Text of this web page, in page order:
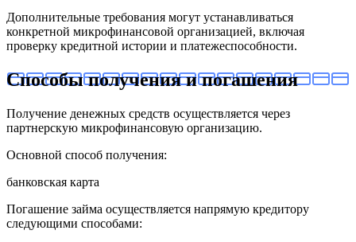
Дополнительные требования могут устанавливаться
конкретной микрофинансовой организацией, включая
проверку кредитной истории и платежеспособности.
Способы получения и погашения
Получение денежных средств осуществляется через
партнерскую микрофинансовую организацию.
Основной способ получения:
банковская карта
Погашение займа осуществляется напрямую кредитору
следующими способами: